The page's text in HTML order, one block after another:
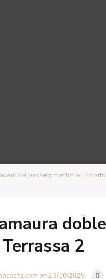
del passeig marítim a L’Estartit.
2
on 23/10/2025